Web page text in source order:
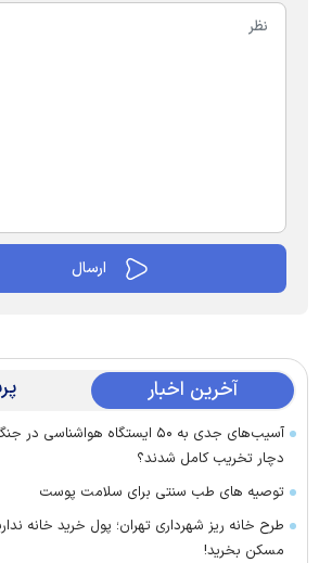
آخرین اخبار
آسیب‌های جدی به ۵۰ ایستگاه
دچار تخریب کامل شدند؟
توصیه های طب سنتی برای سلامت پوست
طرح خانه ریز شهرداری تهران؛ پول خرید خانه
مسکن بخرید!